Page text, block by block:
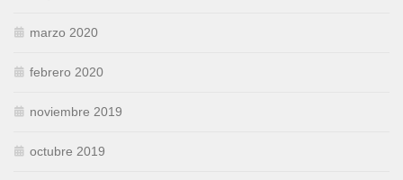
marzo 2020
febrero 2020
noviembre 2019
octubre 2019